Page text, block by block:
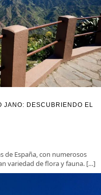
JANO: DESCUBRIENDO EL
de España, con numerosos
variedad de flora y fauna. […]